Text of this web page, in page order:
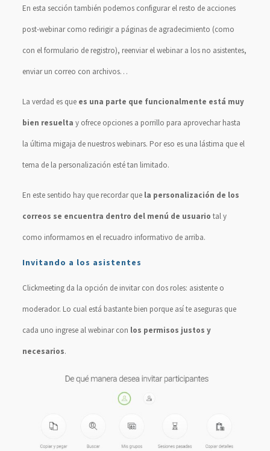
En esta sección también podemos configurar el resto de acciones
post-webinar como redirigir a páginas de agradecimiento (como
con el formulario de registro), reenviar el webinar a los no asistentes,
enviar un correo con archivos…
La verdad es que es una parte que funcionalmente está muy
bien resuelta y ofrece opciones a porrillo para aprovechar hasta
la última migaja de nuestros webinars. Por eso es una lástima que el
tema de la personalización esté tan limitado.
En este sentido hay que recordar que la personalización de los
correos se encuentra dentro del menú de usuario tal y
como informamos en el recuadro informativo de arriba.
Invitando a los asistentes
Clickmeeting da la opción de invitar con dos roles: asistente o
moderador. Lo cual está bastante bien porque así te aseguras que
cada uno ingrese al webinar con los permisos justos y
necesarios.